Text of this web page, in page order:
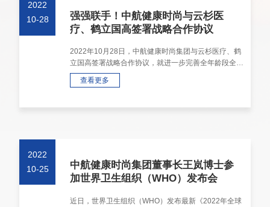
2022
10-28
强强联手！中航健康时尚与云杉医
疗、鹤立国高签署战略合作协议
2022年10月28日，中航健康时尚集团与云杉医疗、鹤
立国高签署战略合作协议，就进一步完善全年龄段全面
健康管理服务，全方位全周期促进大众健康签署战略合
作协议。人民健康是民···
查看更多
2022
10-25
中航健康时尚集团董事长王岚博士参
加世界卫生组织（WHO）发布会
近日，世界卫生组织（WHO）发布最新《2022年全球